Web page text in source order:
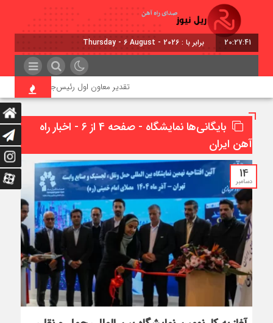
20:27:43 برابر با : Thursday - 6 August - 2026
تقدیر معاون اول رئیس‌جمهور از مدیرعامل راه‌آهن
بایگانی‌ها نمایشگاه - صفحه 4 از 6 - اخبار راه
آهن ایران
14
دسامبر